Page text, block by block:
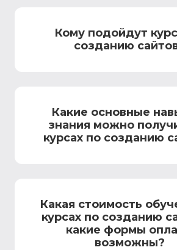
Кому подойдут
созданию
Какие основные
знания можно
курсах по созданию
Какая стоимость
курсах по созданию
какие формы
возможны?